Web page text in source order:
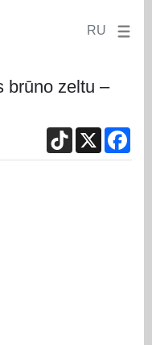
RU
brūno zeltu –
TikTok
X